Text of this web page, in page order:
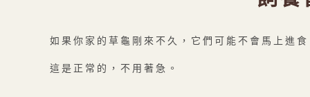
如果你家的草龜剛來不久，它們可能不會馬上進
這是正常的，不用著急。